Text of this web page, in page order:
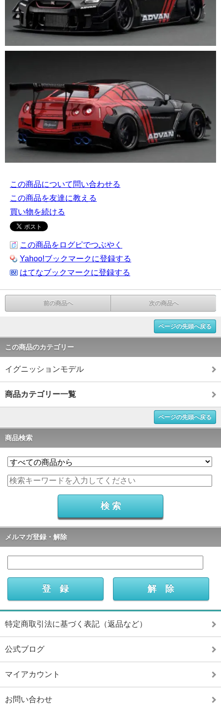
この商品について問い合わせる
この商品を友達に教える
買い物を続ける
この商品をログピでつぶやく
Yahoo!ブックマークに登録する
はてなブックマークに登録する
前の商品へ 次の商品へ
ページの先頭へ戻る
この商品のカテゴリー
イグニッションモデル
商品カテゴリー一覧
ページの先頭へ戻る
商品検索
メルマガ登録・解除
特定商取引法に基づく表記（返品など）
公式ブログ
マイアカウント
お問い合わせ